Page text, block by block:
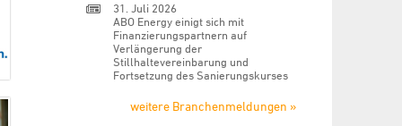
31. Juli 2026
ABO Energy einigt sich mit
Finanzierungspartnern auf
Verlängerung der
Stillhaltevereinbarung und
Fortsetzung des Sanierungskurses
weitere Branchenmeldungen »